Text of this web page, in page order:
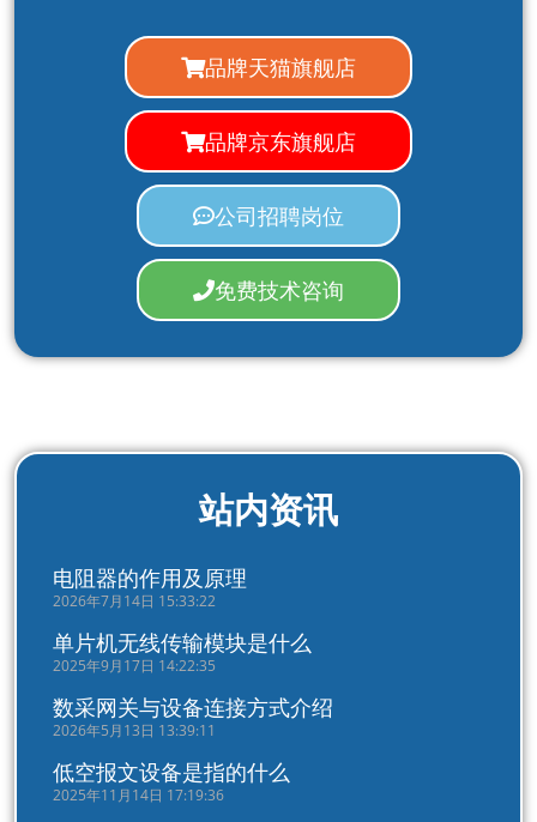
品牌天猫旗舰店
品牌京东旗舰店
公司招聘岗位
免费技术咨询
站内资讯
电阻器的作用及原理
2026年7月14日 15:33:22
单片机无线传输模块是什么
2025年9月17日 14:22:35
数采网关与设备连接方式介绍
2026年5月13日 13:39:11
低空报文设备是指的什么
2025年11月14日 17:19:36